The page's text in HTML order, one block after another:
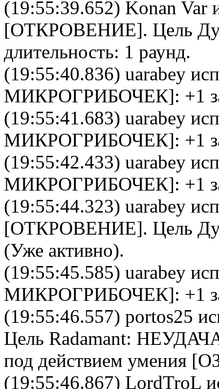
(19:55:39.652) Konan Var
[ОТКРОВЕНИЕ]. Цель
длительность: 1 раунд.
(19:55:40.836) uarabey
МИКРОГРИБОЧЕК]: +1
(19:55:41.683) uarabey
МИКРОГРИБОЧЕК]: +1
(19:55:42.433) uarabey
МИКРОГРИБОЧЕК]: +1
(19:55:44.323) uarabey
[ОТКРОВЕНИЕ]. Цель
(Уже активно).
(19:55:45.585) uarabey
МИКРОГРИБОЧЕК]: +1
(19:55:46.557) portos25
Цель Radamant: НЕУДАЧА
под действием умения
(19:55:46.867) LordTroL